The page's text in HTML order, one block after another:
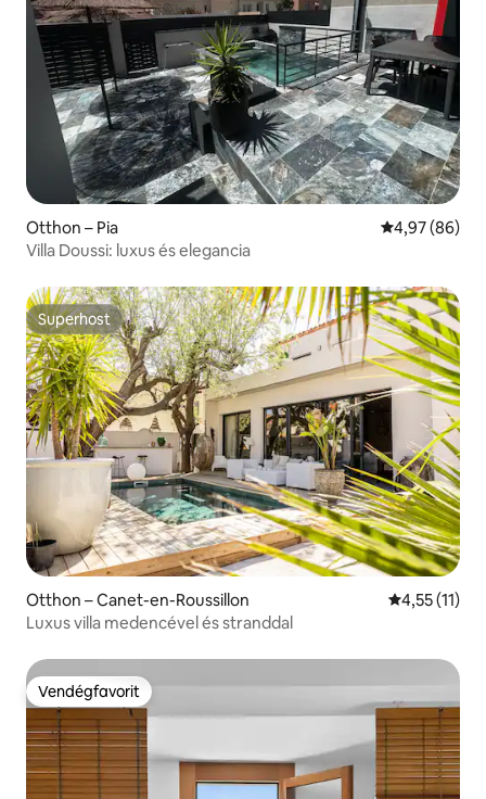
Otthon – Pia Átlagos
4,97 (86)
Villa Doussi: luxus és elegancia
Superhost
Superhost
Otthon – Canet-en-Roussillon Átlagos
4,55 (11)
Luxus villa medencével és stranddal
Vendégfavorit
Vendégfavorit